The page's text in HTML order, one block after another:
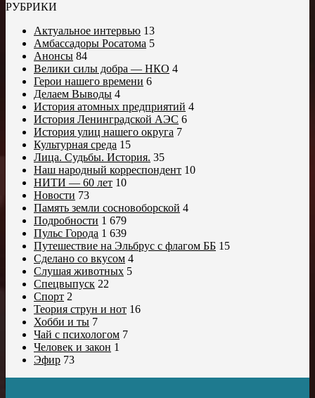
РУБРИКИ
Актуальное интервью 13
Амбассадоры Росатома 5
Анонсы 84
Велики силы добра — НКО 4
Герои нашего времени 6
Делаем Выводы 4
История атомных предприятий 4
История Ленинградской АЭС 6
История улиц нашего округа 7
Культурная среда 15
Лица. Судьбы. История. 35
Наш народный корреспондент 10
НИТИ — 60 лет 10
Новости 73
Память земли сосновоборской 4
Подробности 1 679
Пульс Города 1 639
Путешествие на Эльбрус с флагом ББ 15
Сделано со вкусом 4
Слушая животных 5
Спецвыпуск 22
Спорт 2
Теория струн и нот 16
Хобби и ты 7
Чай с психологом 7
Человек и закон 1
Эфир 73